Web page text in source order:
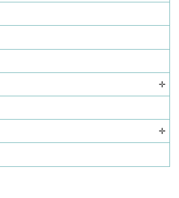
✛
✛